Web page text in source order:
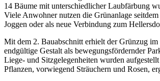
14 Bäume mit unterschiedlicher Laubfärbung
Viele Anwohner nutzen die Grünanlage seitdem
Joggen oder als neue Verbindung zum
Mit dem 2. Bauabschnitt erhielt der Grünzug im
endgültige Gestalt als bewegungsfördernder
Liege- und Sitzgelegenheiten wurden
Pflanzen, vorwiegend Sträuchern und Rosen,